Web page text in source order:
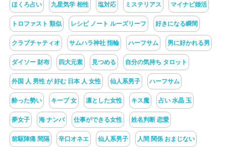
ほくろ占い 九星気学 相性 塩対応 ミステリアス マイナビ婚活
トロファスト 類似 レシピ ノート ルーズリーフ 好きになる瞬間
クラブチャティオ サムハラ神社 指輪 ハーフサム 男に好かれる男
ダイソー 財布 四大元素 見つめる 自分の気持ち タロット
外国 人 男性 が 好む 日本 人 女性 仙人系男子 ハーフサム
酔った勢い キープ 女 凛とした女性 キス魔 占い 水晶 玉
夢女子 海 ナンパ 仕事ができる女性 姓名判断 恋愛
前駆陣痛 間隔 辛口オネエ 仙人系男子 人間 関係 おまじない